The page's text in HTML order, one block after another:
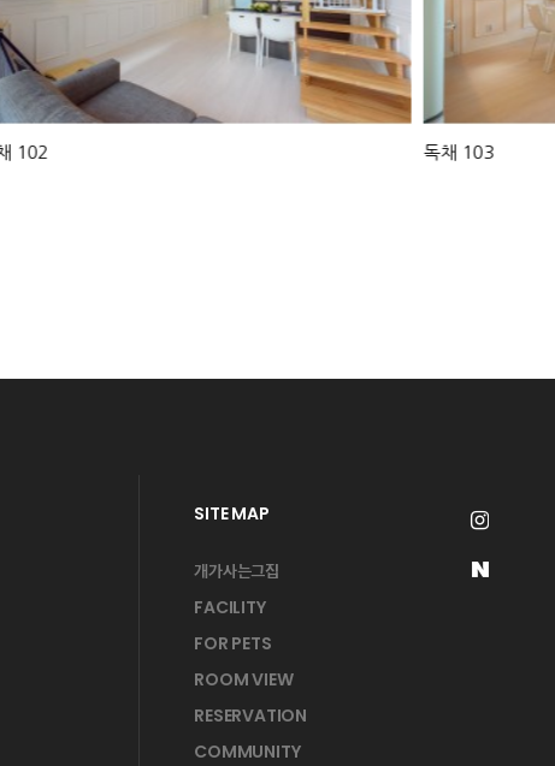
102 독채103
SITE MAP
개가사는그집
FACILITY
FOR PETS
ROOM VIEW
RESERVATION
COMMUNITY